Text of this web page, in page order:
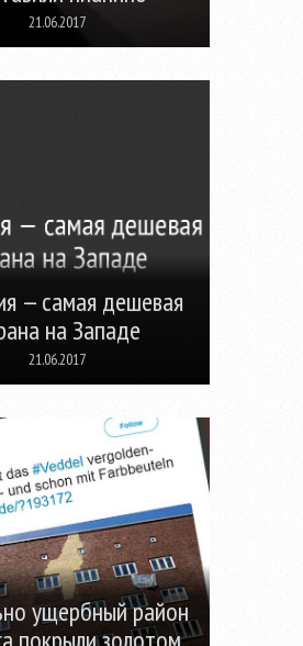
21.06.2017
— самая дешевая
на Западе
21.06.2017
ущербный район